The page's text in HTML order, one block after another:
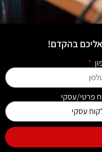
אליכם בהקדם!
פרטי/עסקי